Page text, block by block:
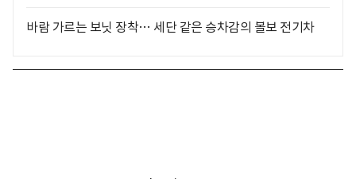
바람 가르는 보닛 장착… 세단 같은 승차감의 볼보 전기차